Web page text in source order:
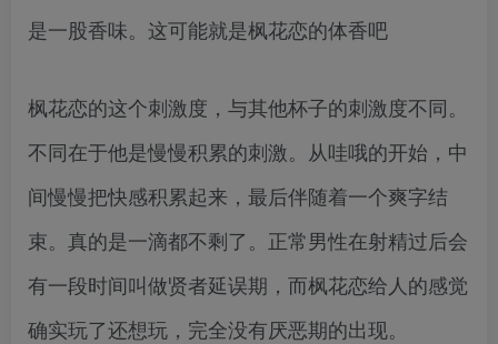
是一股香味。这可能就是枫花恋的体香吧
枫花恋的这个刺激度，与其他杯子的刺激度不同。
不同在于他是慢慢积累的刺激。从哇哦的开始，中
间慢慢把快感积累起来，最后伴随着一个爽字结
束。真的是一滴都不剩了。正常男性在射精过后会
有一段时间叫做贤者延误期，而枫花恋给人的感觉
确实玩了还想玩，完全没有厌恶期的出现。